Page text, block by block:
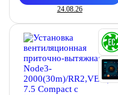
24.08.26